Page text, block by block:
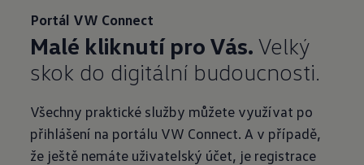
Portál VW Connect
Malé kliknutí pro Vás. Velký
skok do digitální budoucnosti.
Všechny praktické služby můžete využívat po
přihlášení na portálu VW Connect. A v případě,
že ještě nemáte uživatelský účet, je registrace